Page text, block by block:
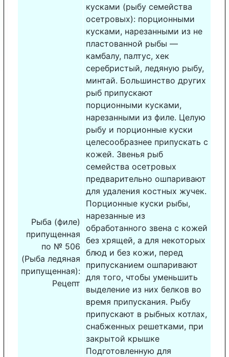
Рыба (филе)
припущенная
по № 506
(Рыба ледяная
припущенная):
Рецепт
кусками (рыбу семейства
осетровых): порционными
кусками, нарезанными из не
пластованной рыбы —
камбалу, палтус, хек
серебристый, ледяную рыбу,
минтай. Большинство других
рыб припускают
порционными кусками,
нарезанными из филе. Целую
рыбу и порционные куски
целесообразнее припускать с
кожей. Звенья рыб
семейства осетровых
предварительно ошпаривают
для удаления костных жучек.
Порционные куски рыбы,
нарезанные из
обработанного звена с кожей
без хрящей, а для некоторых
блюд и без кожи, перед
припусканием ошпаривают
для того, чтобы уменьшить
выделение из них белков во
время припускания. Рыбу
припускают в рыбных котлах,
снабженных решетками, при
закрытой крышке
Подготовленную для